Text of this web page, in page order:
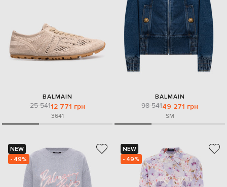
BALMAIN
25 54112 771 грн
3641
BALMAIN
98 54149 271 грн
SM
NEW
- 49%
NEW
- 49%